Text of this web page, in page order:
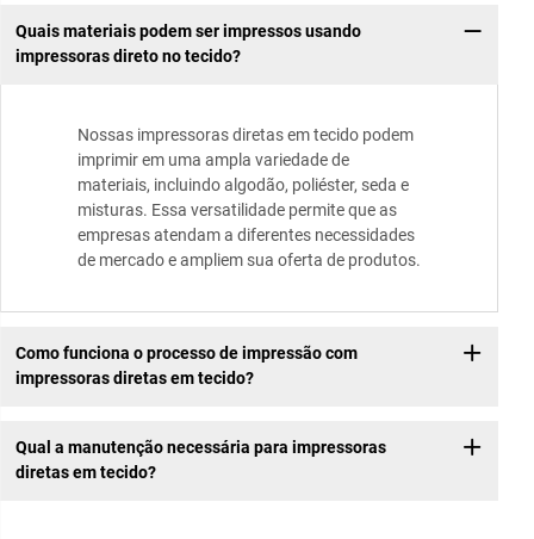
Quais materiais podem ser impressos usando
impressoras direto no tecido?
Nossas impressoras diretas em tecido podem
imprimir em uma ampla variedade de
materiais, incluindo algodão, poliéster, seda e
misturas. Essa versatilidade permite que as
empresas atendam a diferentes necessidades
de mercado e ampliem sua oferta de produtos.
Como funciona o processo de impressão com
impressoras diretas em tecido?
Qual a manutenção necessária para impressoras
diretas em tecido?